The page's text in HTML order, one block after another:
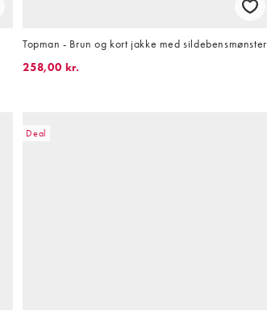
Topman - Brun og kort jakke med sildebensmønster
258,00 kr.
Deal